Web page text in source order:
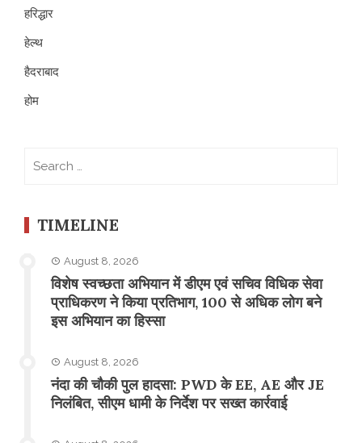
हरिद्धार
हेल्थ
हैदराबाद
होम
TIMELINE
August 8, 2026
विशेष स्वच्छता अभियान में डीएम एवं सचिव विधिक सेवा
प्राधिकरण ने किया प्रतिभाग, 100 से अधिक लोग बने
इस अभियान का हिस्सा
August 8, 2026
नंदा की चौकी पुल हादसा: PWD के EE, AE और JE
निलंबित, सीएम धामी के निर्देश पर सख्त कार्रवाई